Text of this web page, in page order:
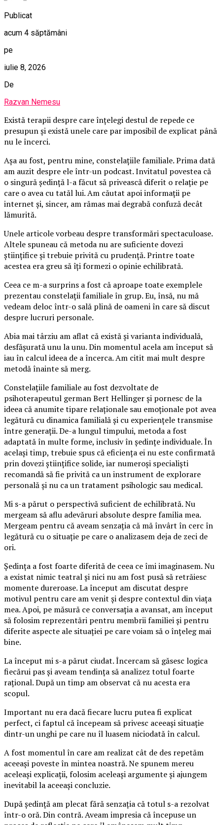
Publicat
acum 4 săptămâni
pe
iulie 8, 2026
De
Razvan Nemesu
Există terapii despre care înțelegi destul de repede ce
presupun și există unele care par imposibil de explicat până
nu le încerci.
Așa au fost, pentru mine, constelațiile familiale. Prima dată
am auzit despre ele într-un podcast. Invitatul povestea că
o singură ședință l-a făcut să privească diferit o relație pe
care o avea cu tatăl lui. Am căutat apoi informații pe
internet și, sincer, am rămas mai degrabă confuză decât
lămurită.
Unele articole vorbeau despre transformări spectaculoase.
Altele spuneau că metoda nu are suficiente dovezi
științifice și trebuie privită cu prudență. Printre toate
acestea era greu să îți formezi o opinie echilibrată.
Ceea ce m-a surprins a fost că aproape toate exemplele
prezentau constelații familiale în grup. Eu, însă, nu mă
vedeam deloc într-o sală plină de oameni în care să discut
despre lucruri personale.
Abia mai târziu am aflat că există și varianta individuală,
desfășurată unu la unu. Din momentul acela am început să
iau în calcul ideea de a încerca. Am citit mai mult despre
metodă înainte să merg.
Constelațiile familiale au fost dezvoltate de
psihoterapeutul german Bert Hellinger și pornesc de la
ideea că anumite tipare relaționale sau emoționale pot avea
legătură cu dinamica familială și cu experiențele transmise
între generații. De-a lungul timpului, metoda a fost
adaptată în multe forme, inclusiv în ședințe individuale. În
același timp, trebuie spus că eficiența ei nu este confirmată
prin dovezi științifice solide, iar numeroși specialiști
recomandă să fie privită ca un instrument de explorare
personală și nu ca un tratament psihologic sau medical.
Mi s-a părut o perspectivă suficient de echilibrată. Nu
mergeam să aflu adevăruri absolute despre familia mea.
Mergeam pentru că aveam senzația că mă învârt în cerc în
legătură cu o situație pe care o analizasem deja de zeci de
ori.
Ședința a fost foarte diferită de ceea ce îmi imaginasem. Nu
a existat nimic teatral și nici nu am fost pusă să retrăiesc
momente dureroase. La început am discutat despre
motivul pentru care am venit și despre contextul din viața
mea. Apoi, pe măsură ce conversația a avansat, am început
să folosim reprezentări pentru membrii familiei și pentru
diferite aspecte ale situației pe care voiam să o înțeleg mai
bine.
La început mi s-a părut ciudat. Încercam să găsesc logica
fiecărui pas și aveam tendința să analizez totul foarte
rațional. După un timp am observat că nu acesta era
scopul.
Important nu era dacă fiecare lucru putea fi explicat
perfect, ci faptul că începeam să privesc aceeași situație
dintr-un unghi pe care nu îl luasem niciodată în calcul.
A fost momentul în care am realizat cât de des repetăm
aceeași poveste în mintea noastră. Ne spunem mereu
aceleași explicații, folosim aceleași argumente și ajungem
inevitabil la aceeași concluzie.
După ședință am plecat fără senzația că totul s-a rezolvat
într-o oră. Din contră. Aveam impresia că începuse un